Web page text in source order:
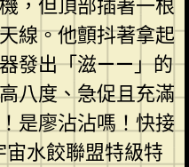
，但頂部插著一根
線。他顫抖著拿起
發出「滋——」的
八度、急促且充滿
是廖沾沾嗎！快接
水餃聯盟特級特